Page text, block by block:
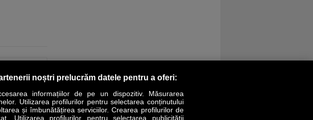
MEET THE CEO LIFESTYLE SPECIAL OPINII
noștri prelucrăm datele pentru a oferi:
informațiilor de pe un dispozitiv. Măsurarea
Utilizarea profilurilor pentru selectarea conținutului
și îmbunătățirea serviciilor. Crearea profilurilor de
Utilizarea profilurilor pentru selectarea publicității